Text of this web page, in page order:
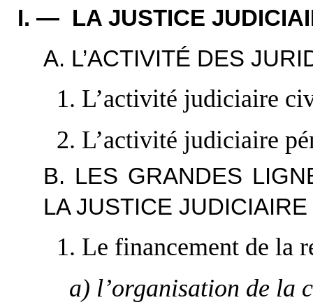
I. — LA JUSTICE
A. L’ACTIVITÉ DES
1. L’activité judiciaire
2. L’activité judiciaire
B. LES GRANDES
LA JUSTICE JUDICIAIRE
1. Le financement de la
a) l’organisation de la